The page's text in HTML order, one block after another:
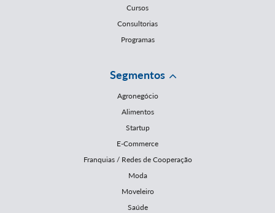
Cursos
Consultorias
Programas
Segmentos
Agronegócio
Alimentos
Startup
E-Commerce
Franquias / Redes de Cooperação
Moda
Moveleiro
Saúde